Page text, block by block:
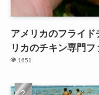
アメリカのフライ
リカのチキン専門フ
1651